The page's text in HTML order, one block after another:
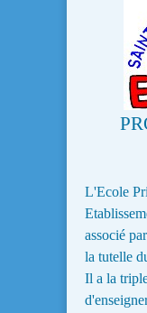
L'Ecole
associé
la tutelle
Il a la